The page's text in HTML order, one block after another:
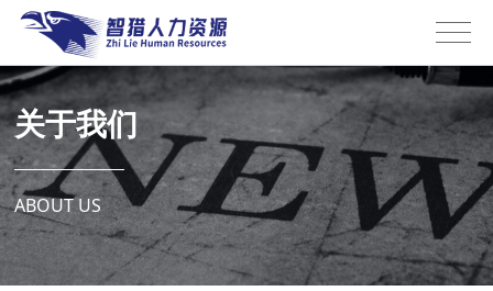
关于我们
ABOUT US